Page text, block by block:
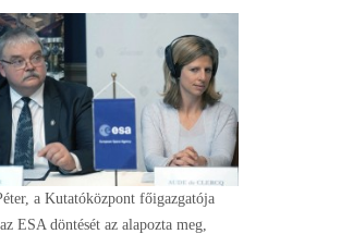
a Kutatóközpont főigazgatója
ESA döntését az alapozta meg,